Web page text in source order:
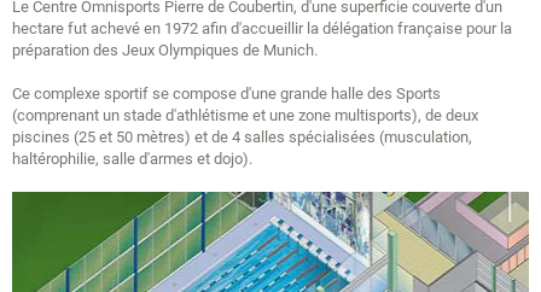
Le Centre Omnisports Pierre de Coubertin, d'une superficie couverte d'un
hectare fut achevé en 1972 afin d'accueillir la délégation française pour la
préparation des Jeux Olympiques de Munich.
Ce complexe sportif se compose d'une grande halle des Sports
(comprenant un stade d'athlétisme et une zone multisports), de deux
piscines (25 et 50 mètres) et de 4 salles spécialisées (musculation,
haltérophilie, salle d'armes et dojo).